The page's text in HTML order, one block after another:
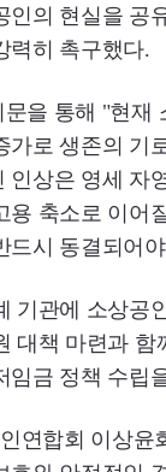
인의 현실을 공
력히 촉구했다.
을 통해 "현재
가로 생존의 기
인상은 영세 자
용 축소로 이어
드시 동결되어
기관에 소상공
대책 마련과 함
임금 정책 수립
연합회 이상윤